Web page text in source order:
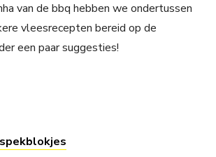
van de bbq hebben we ondertussen
vleesrecepten bereid op de
een paar suggesties!